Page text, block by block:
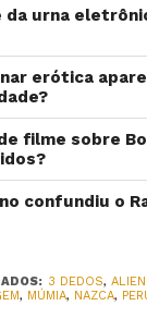
da urna
erótica
filme sobre
confundiu o
3 DEDOS,
, MÚMIA, NAZCA,